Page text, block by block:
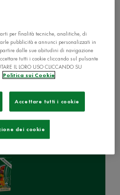
Star - Vegetale
per finalità tecniche, analitiche, di
pubblicità e annunci personalizzati in
dalle sue abitudini di navigazione
tutti i cookie cliccando sul pulsante
IL LORO USO CLICCANDO SU
Politica sui Cookie
Accettare tutti i cookie
dei cookie